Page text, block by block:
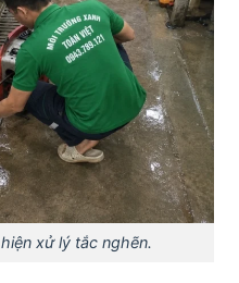
xử lý tắc nghẽn.